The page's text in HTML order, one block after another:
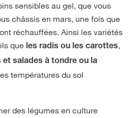
sensibles au gel, que vous
châssis en mars, une fois que
réchauffées. Ainsi les variétés
que les radis ou les carottes,
et salades à tondre ou la
températures du sol
des légumes en culture